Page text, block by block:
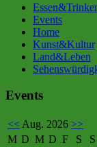
Events
Home
Kunst&Kultur
Land&Leben
Events
<< Aug. 2026 >>
M D M D F S
S